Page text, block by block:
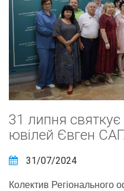
31 липня святкує
ювілей Євген
31/07/2024
Колектив Регіонального